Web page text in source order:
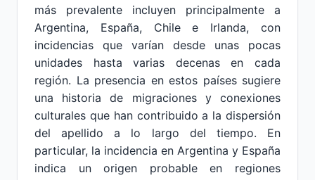
más prevalente incluyen principalmente a
Argentina, España, Chile e Irlanda, con
incidencias que varían desde unas pocas
unidades hasta varias decenas en cada
región. La presencia en estos países sugiere
una historia de migraciones y conexiones
culturales que han contribuido a la dispersión
del apellido a lo largo del tiempo. En
particular, la incidencia en Argentina y España
indica un origen probable en regiones